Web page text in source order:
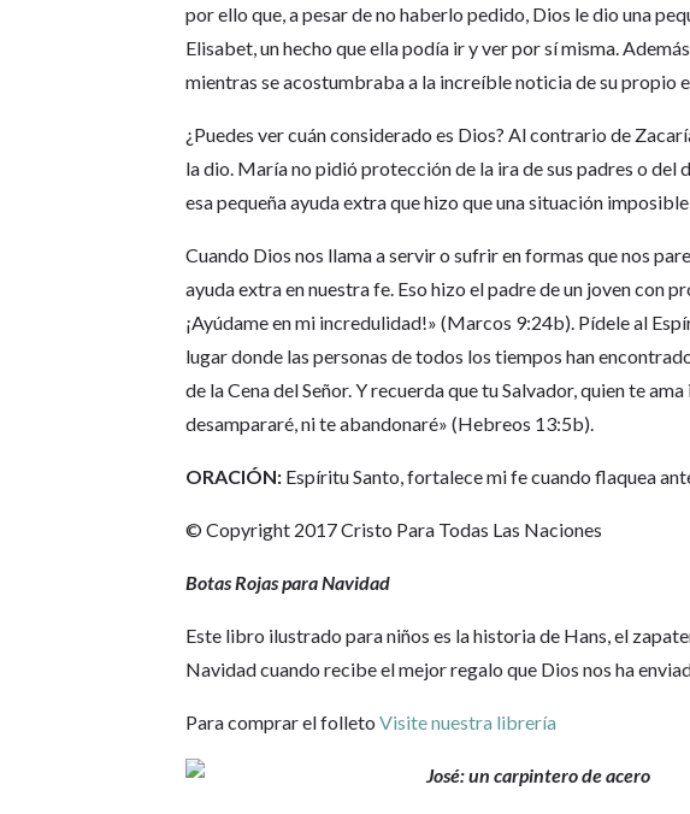
por ello que, a pesar de no haberlo pedido, Dios le dio una
Elisabet, un hecho que ella podía ir y ver por sí misma.
mientras se acostumbraba a la increíble noticia de su propio
¿Puedes ver cuán considerado es Dios? Al contrario de
la dio. María no pidió protección de la ira de sus padres o del
esa pequeña ayuda extra que hizo que una situación
Cuando Dios nos llama a servir o sufrir en formas que nos
ayuda extra en nuestra fe. Eso hizo el padre de un joven con
¡Ayúdame en mi incredulidad!» (Marcos 9:24b). Pídele al
lugar donde las personas de todos los tiempos han
de la Cena del Señor. Y recuerda que tu Salvador, quien te
desampararé, ni te abandonaré» (Hebreos 13:5b).
ORACIÓN: Espíritu Santo, fortalece mi fe cuando flaquea
© Copyright 2017 Cristo Para Todas Las Naciones
Botas Rojas para Navidad
Este libro ilustrado para niños es la historia de Hans, el
Navidad cuando recibe el mejor regalo que Dios nos ha
Para comprar el folletoVisite nuestra librería
José: un carpintero de acero